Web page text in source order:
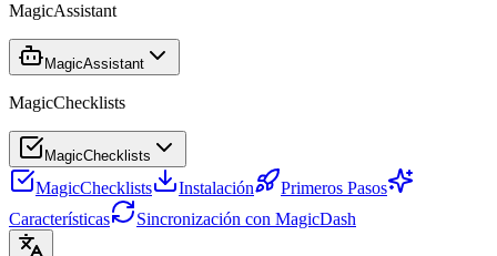
MagicAssistant
MagicAssistant
MagicChecklists
MagicChecklists
MagicChecklists Instalación
Primeros Pasos
Características
Sincronización con MagicDash